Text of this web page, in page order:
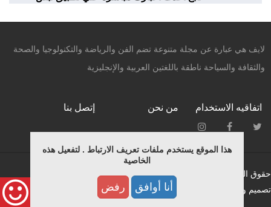
هذا الموقع يستخدم ملفات تعريف الارتباط . لتفعيل هذه
الخاصية
أنا أوافق رفض
لايف هي عبارة عن مجلة متنوعة تضم الفن والرياضة والتكنولوجيا والصحة
والثقافة والسياحة ناطقة باللغتين العربية والإنجليزية
اتفاقيه الاستخدام من نحن إتصل بنا
حقوق النشر محفوظة © لـ ميديانيتشر 2015.
تصميم وبرمجة فريق التطوير بمؤسسة ميديانيتشر